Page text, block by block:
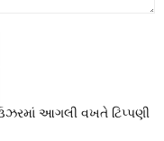
આગલી વખતે ટિપ્પણી